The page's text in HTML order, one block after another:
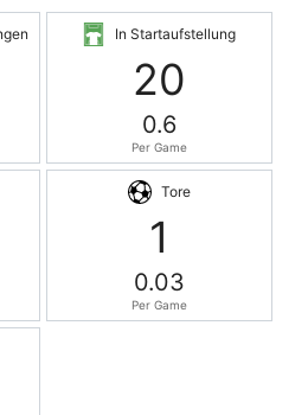
In Startaufstellung
20
0.6
Per Game
Tore
1
0.03
Per Game